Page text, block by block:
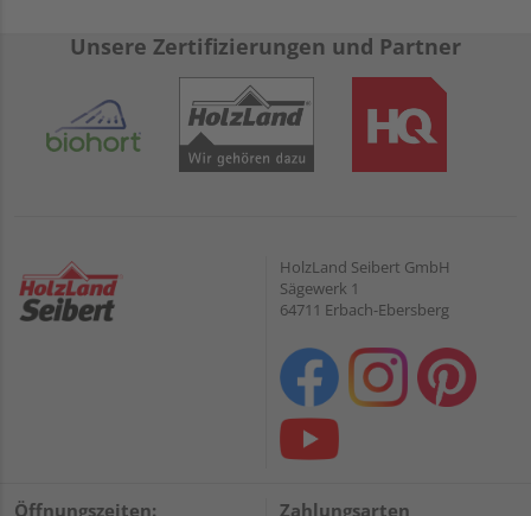
Unsere Zertifizierungen und Partner
HolzLand Seibert GmbH
Sägewerk 1
64711 Erbach-Ebersberg
Öffnungszeiten: Zahlungsarten